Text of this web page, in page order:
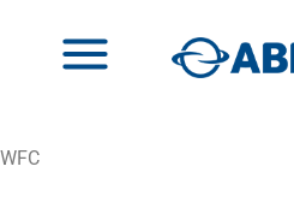
WFC